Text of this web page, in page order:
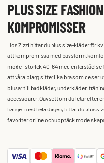
PLUS SIZE
KOMPROMISSER
Hos Zizzi hittar du plus size-kläder för
att kompromissa med passform,
mode i storlek 40-64 med en förståelse
att våra plagg sitter lika bra som de ser
blusar till badkläder, underkläder,
accessoarer. Oavsett om du letar efter
hänger med hela dagen, hittar du plus
favoriter online och upptäck mode